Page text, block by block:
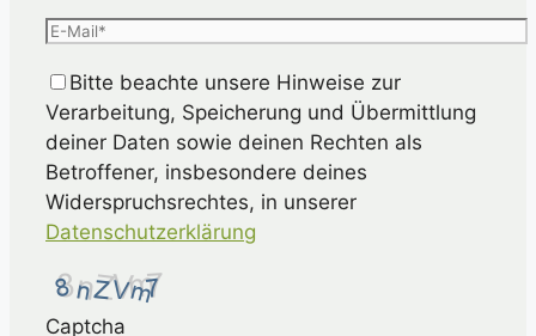
Bitte beachte unsere Hinweise zur
Verarbeitung, Speicherung und Übermittlung
deiner Daten sowie deinen Rechten als
Betroffener, insbesondere deines
Widerspruchsrechtes, in unserer
Datenschutzerklärung
Captcha